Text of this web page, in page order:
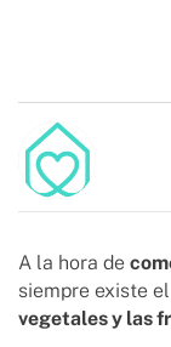
A la hora de
siempre existe
vegetales y las